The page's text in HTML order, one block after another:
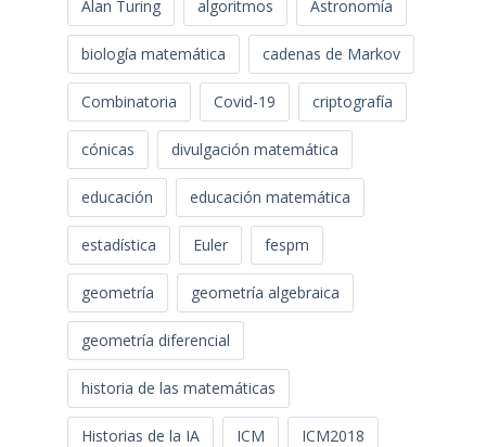
Alan Turing algoritmos Astronomía
biología matemática cadenas de Markov
Combinatoria Covid-19 criptografía
cónicas divulgación matemática
educación educación matemática
estadística Euler fespm
geometría geometría algebraica
geometría diferencial
historia de las matemáticas
Historias de la IA ICM ICM2018